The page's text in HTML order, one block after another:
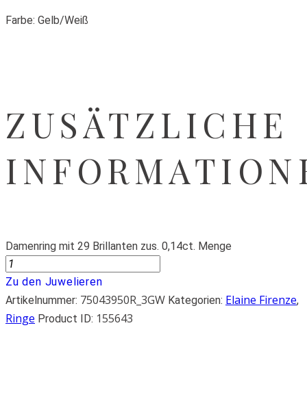
Farbe: Gelb/Weiß
ZUSÄTZLICHE
Damenring mit 29 Brillanten zus. 0,14ct. Menge
Zu den Juwelieren
Artikelnummer: 75043950R_3GW Kategorien: Elaine Firenze,
Ringe Product ID: 155643